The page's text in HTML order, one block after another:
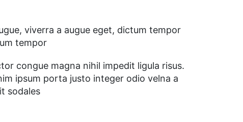
viverra a augue eget, dictum tempor
tempor
congue magna nihil impedit ligula risus.
ipsum porta justo integer odio velna a
sodales